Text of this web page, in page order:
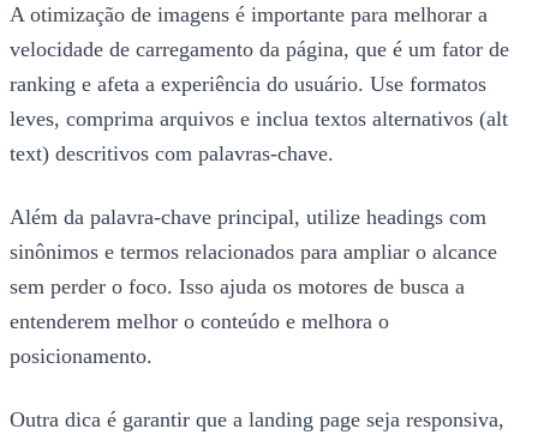
A otimização de imagens é importante para melhorar a
velocidade de carregamento da página, que é um fator de
ranking e afeta a experiência do usuário. Use formatos
leves, comprima arquivos e inclua textos alternativos (alt
text) descritivos com palavras-chave.
Além da palavra-chave principal, utilize headings com
sinônimos e termos relacionados para ampliar o alcance
sem perder o foco. Isso ajuda os motores de busca a
entenderem melhor o conteúdo e melhora o
posicionamento.
Outra dica é garantir que a landing page seja responsiva,